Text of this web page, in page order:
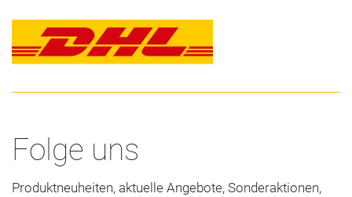
Folge uns
Produktneuheiten, aktuelle Angebote, Sonderaktionen,